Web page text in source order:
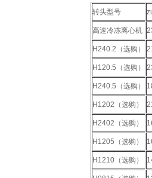
转头型号
高速冷冻离心机
H240.2（选购）
H120.5（选购）
H240.5（选购）
H1202（选购）
H2402（选购）
H1205（选购）
H1210（选购）